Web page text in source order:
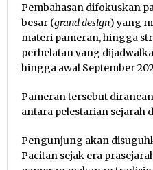
Pembahasan difokuskan
besar (grand design) yang
materi pameran, hingga
perhelatan yang
hingga awal September
Pameran tersebut
antara pelestarian sejarah
Pengunjung akan
Pacitan sejak era